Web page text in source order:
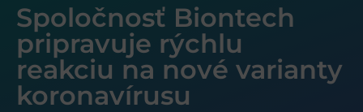
Spoločnosť Biontech
pripravuje rýchlu
reakciu na nové varianty
koronavírusu